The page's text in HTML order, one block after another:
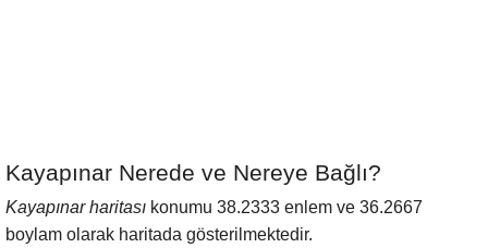
Kayapınar Nerede ve Nereye Bağlı?
Kayapınar haritası konumu 38.2333 enlem ve 36.2667
boylam olarak haritada gösterilmektedir.